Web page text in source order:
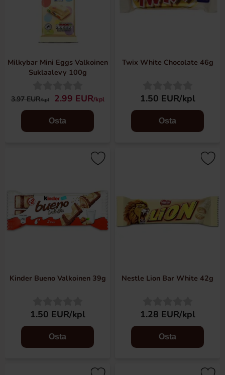
Milkybar Mini Eggs Valkoinen
Suklaalevy 100g
3.97 EUR/kpl 2.99 EUR/kpl
Osta
Twix White Chocolate 46g
1.50 EUR/kpl
Osta
Kinder Bueno Valkoinen 39g
1.50 EUR/kpl
Osta
Nestle Lion Bar White 42g
1.28 EUR/kpl
Osta